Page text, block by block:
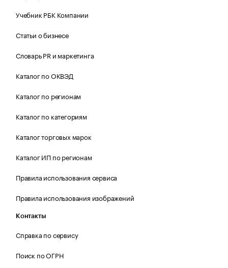
Учебник РБК Компании
Статьи о бизнесе
Словарь PR и маркетинга
Каталог по ОКВЭД
Каталог по регионам
Каталог по категориям
Каталог торговых марок
Каталог ИП по регионам
Правила использования сервиса
Правила использования изображений
Контакты
Справка по сервису
Поиск по ОГРН